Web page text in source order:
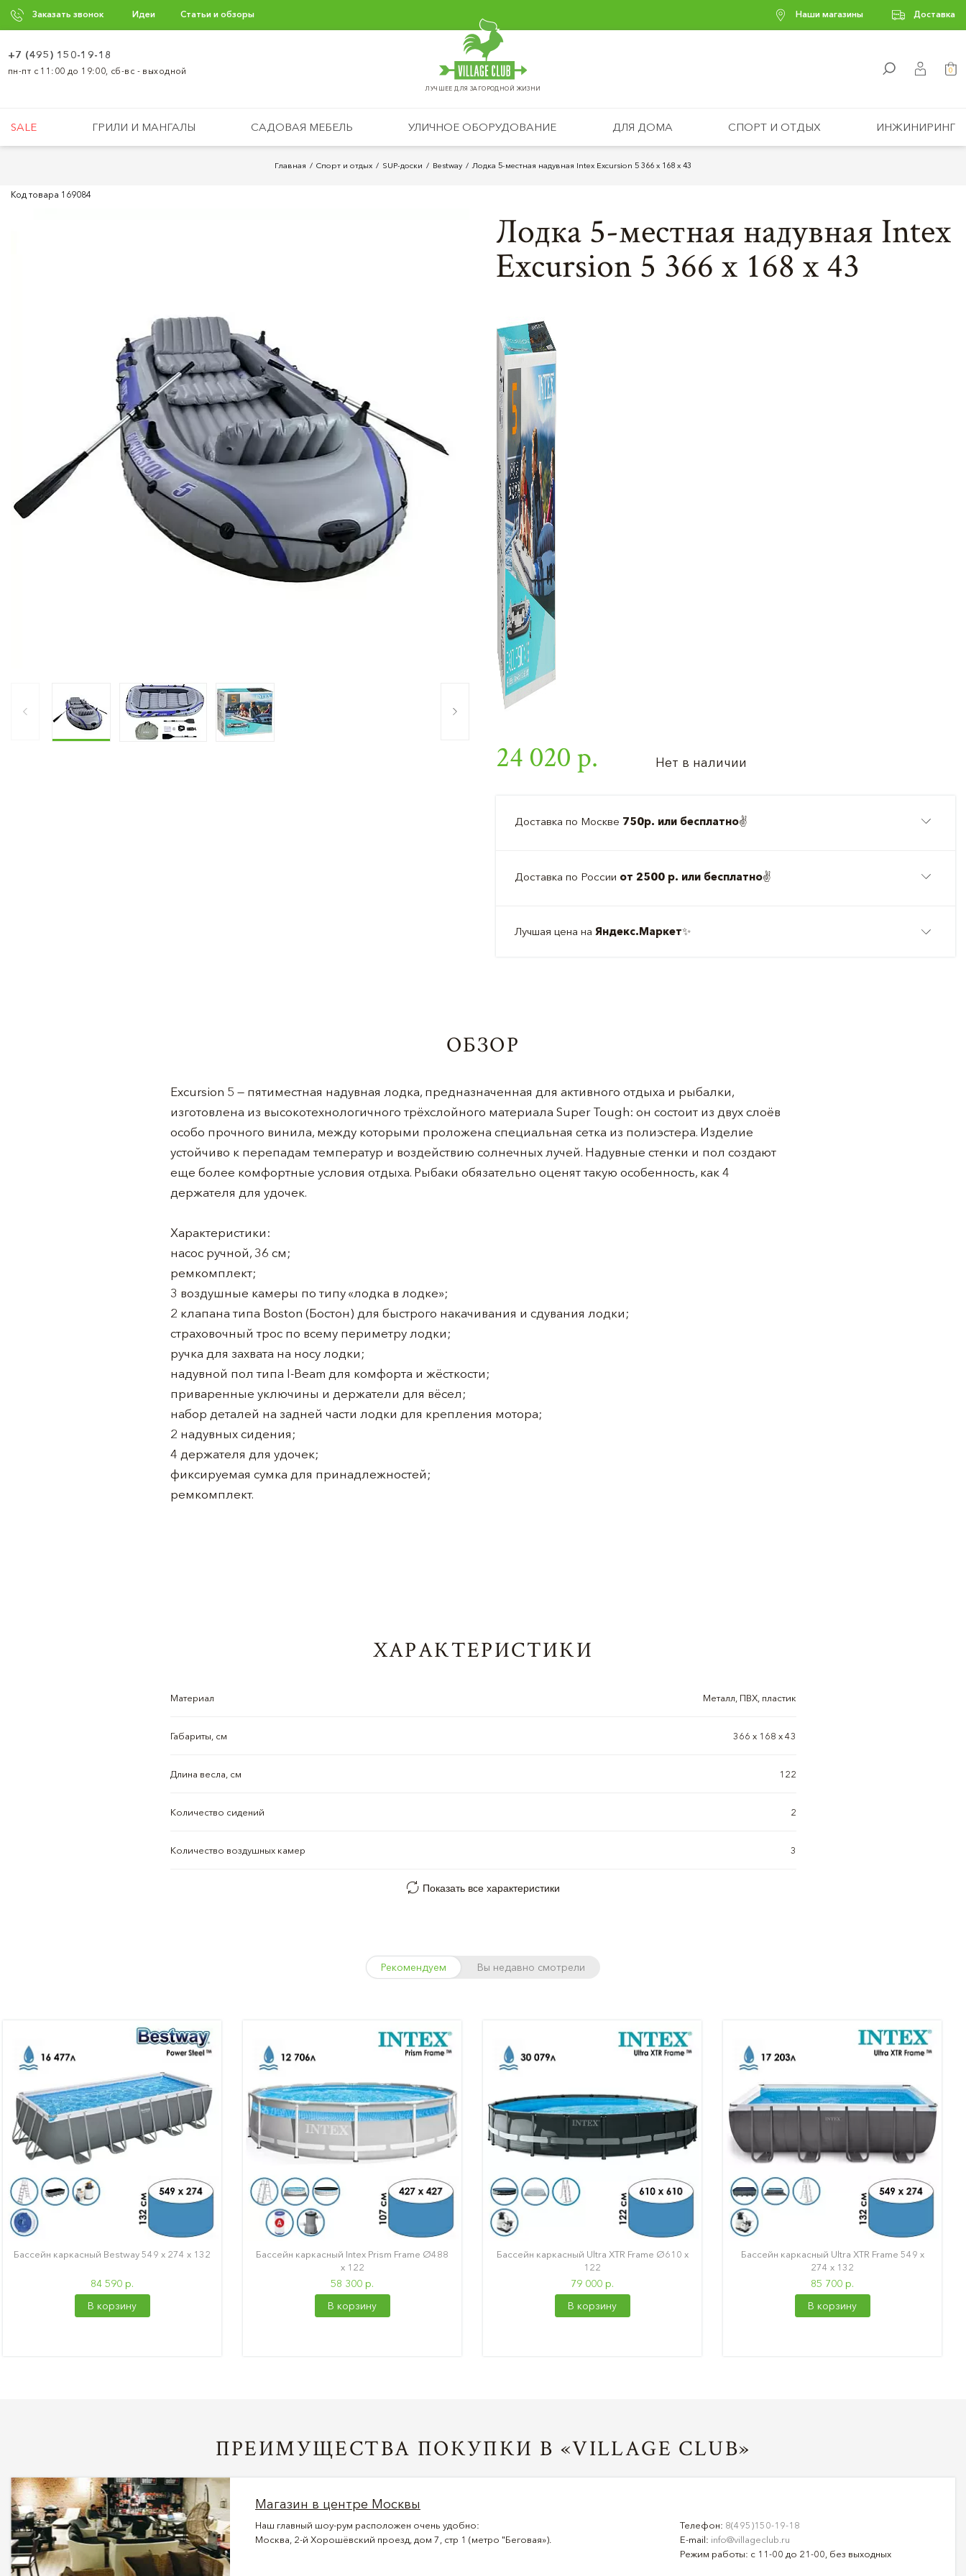
Заказать звонок Идеи Статьи и обзоры Наши магазины Доставка
ЛУЧШЕЕ ДЛЯ ЗАГОРОДНОЙ ЖИЗНИ
+7 (495) 150-19-18
пн-пт с 11:00 до 19:00, сб-вс - выходной 0
SALE ГРИЛИ И МАНГАЛЫ САДОВАЯ МЕБЕЛЬ УЛИЧНОЕ ОБОРУДОВАНИЕ ДЛЯ ДОМА СПОРТ И ОТДЫХ ИНЖИНИРИНГ
Главная Спорт и отдых SUP-доски Bestway Лодка 5-местная надувная Intex Excursion 5 366 х 168 х 43
Код товара 169084
Лодка 5-местная надувная Intex
Excursion 5 366 х 168 х 43
24 020 р. Нет в наличии
Доставка по Москве 750р. или бесплатно✌️
Доставка по России от 2500 р. или бесплатно✌️
Лучшая цена на Яндекс.Маркет✨
ОБЗОР
Excursion 5 — пятиместная надувная лодка, предназначенная для активного отдыха и рыбалки,
изготовлена из высокотехнологичного трёхслойного материала Super Tough: он состоит из двух слоёв
особо прочного винила, между которыми проложена специальная сетка из полиэстера. Изделие
устойчиво к перепадам температур и воздействию солнечных лучей. Надувные стенки и пол создают
еще более комфортные условия отдыха. Рыбаки обязательно оценят такую особенность, как 4
держателя для удочек.
Характеристики:
насос ручной, 36 см;
ремкомплект;
3 воздушные камеры по типу «лодка в лодке»;
2 клапана типа Boston (Бостон) для быстрого накачивания и сдувания лодки;
страховочный трос по всему периметру лодки;
ручка для захвата на носу лодки;
надувной пол типа I-Beam для комфорта и жёсткости;
приваренные уключины и держатели для вёсел;
набор деталей на задней части лодки для крепления мотора;
2 надувных сидения;
4 держателя для удочек;
фиксируемая сумка для принадлежностей;
ремкомплект.
ХАРАКТЕРИСТИКИ
Материал Металл, ПВХ, пластик
Габариты, см 366 х 168 х 43
Длина весла, см 122
Количество сидений 2
Количество воздушных камер 3
Показать все характеристики
Рекомендуем Вы недавно смотрели
Бассейн каркасный Bestway 549 х 274 х 132
84 590 р.
В корзину
Бассейн каркасный Intex Prism Frame Ø488
х 122
58 300 р.
В корзину
Бассейн каркасный Ultra XTR Frame Ø610 х
122
79 000 р.
В корзину
Бассейн каркасный Ultra XTR Frame 549 х
274 х 132
85 700 р.
В корзину
ПРЕИМУЩЕСТВА ПОКУПКИ В «VILLAGE CLUB»
Магазин в центре Москвы
Наш главный шоу-рум расположен очень удобно:
Москва, 2-й Хорошёвский проезд, дом 7, стр 1 (метро "Беговая»).
Телефон: 8(495)150-19-18
E-mail: info@villageclub.ru
Режим работы: с 11-00 до 21-00, без выходных